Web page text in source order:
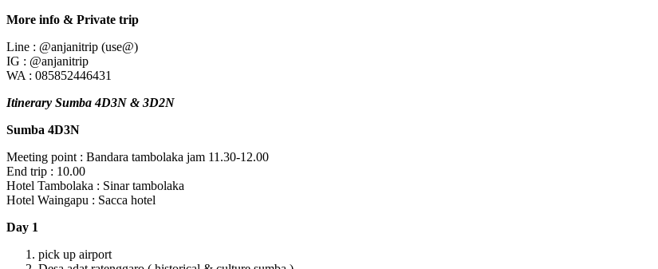
More info & Private trip
Line : @anjanitrip (use@)
IG : @anjanitrip
WA : 085852446431
Itinerary Sumba 4D3N & 3D2N
Sumba 4D3N
Meeting point : Bandara tambolaka jam 11.30-12.00
End trip : 10.00
Hotel Tambolaka : Sinar tambolaka
Hotel Waingapu : Sacca hotel
Day 1
pick up airport